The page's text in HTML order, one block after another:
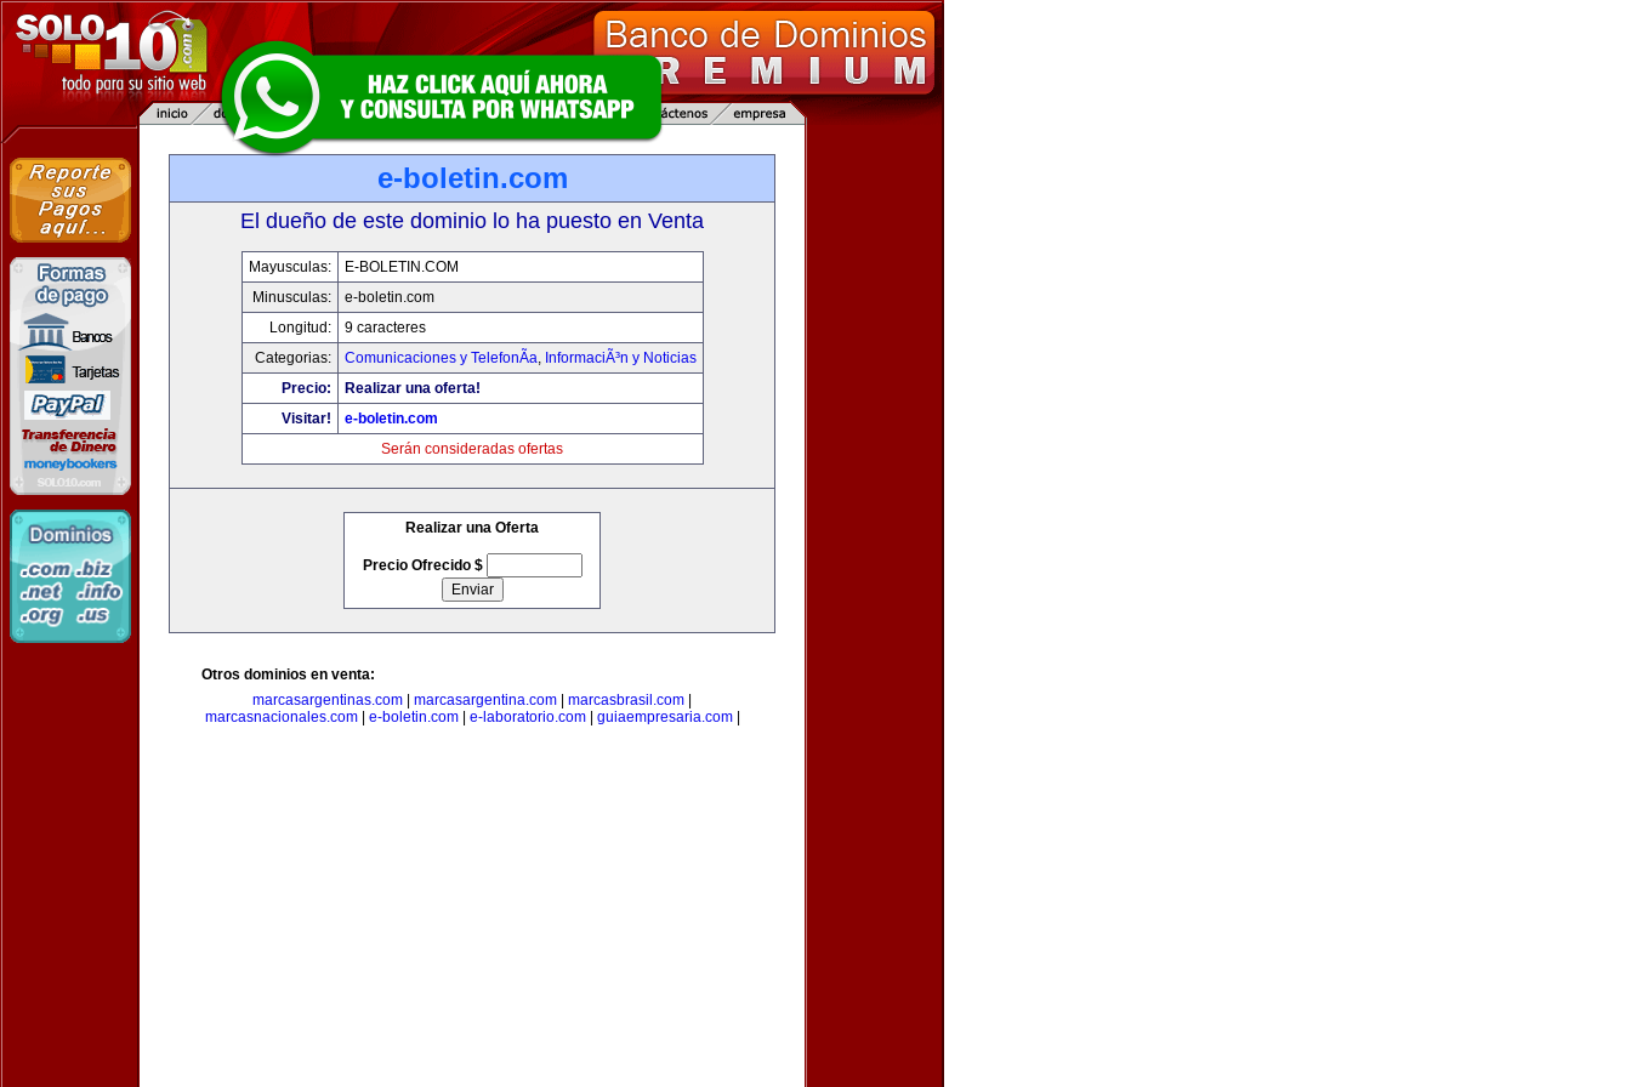
e-boletin.com
El dueño de este dominio lo ha puesto en Venta
Mayusculas:
E-BOLETIN.COM
Minusculas:
e-boletin.com
Longitud:
9 caracteres
Categorias:
Comunicaciones y TelefonÃ­a, InformaciÃ³n y Noticias
Precio:
Realizar una oferta!
Visitar!
e-boletin.com
Serán consideradas ofertas
Realizar una Oferta
Precio Ofrecido $
Otros dominios en venta:
marcasargentinas.com
marcasargentina.com marcasbrasil.com
marcasnacionales.com| e-boletin.com| e-laboratorio.com| guiaempresaria.com|